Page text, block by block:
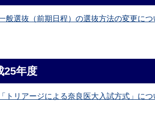
般選抜（前期日程）の選抜方法の変更につ
25年度
「トリアージによる奈良医大入試方式」につ